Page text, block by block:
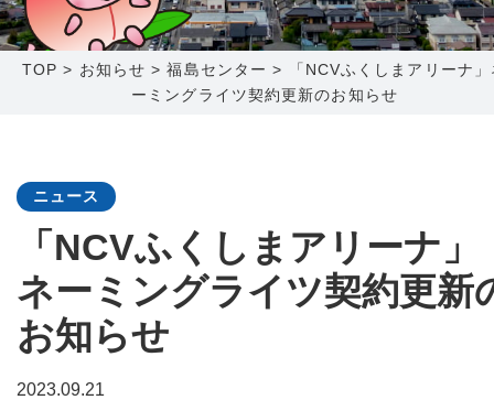
センター情報
障害メンテナンス情報
お問い合わせ
お申し込み
0238-24-2525
営業時間 9:00～18:00
0120-173-577
営業時間 9:15～18:00
〒041-0801
北海道函館市桔梗町379-31
0138-34-2525
営業時間 9:00～18:00
〒950-1189
TOP > お知らせ >福島センター >
「NCVふくしまアリーナ
ーミングライツ契約更新のお知らせ
ニュース
「NCVふくしまアリーナ」
ネーミングライツ契約更新
お知らせ
2023.09.21